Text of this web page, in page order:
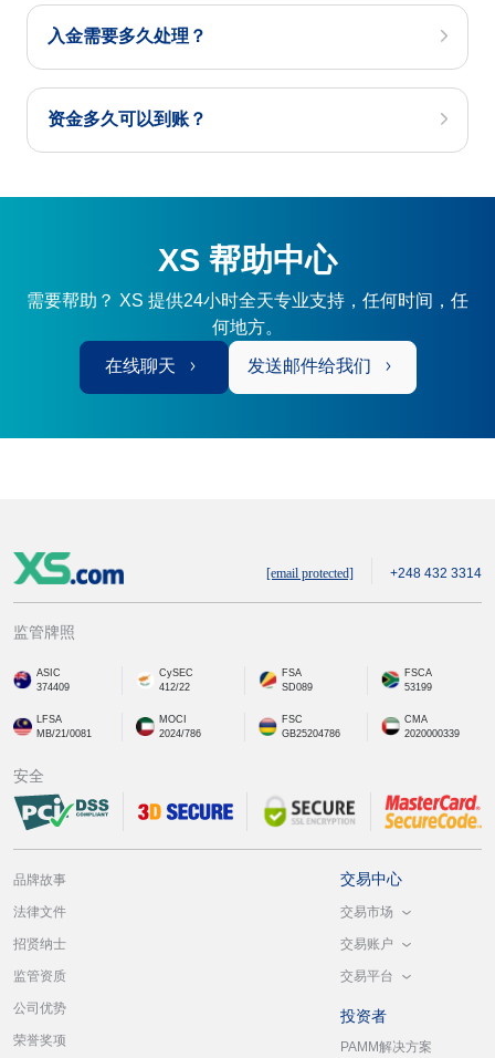
入金需要多久处理？
资金多久可以到账？
XS 帮助中心
需要帮助？ XS 提供24小时全天专业支持，任何时间，任
何地方。
在线聊天 发送邮件给我们
[email protected] +248 432 3314
监管牌照
ASIC
374409
CySEC
412/22
FSA
SD089
FSCA
53199
LFSA
MB/21/0081
MOCI
2024/786
FSC
GB25204786
CMA
2020000339
安全
品牌故事
法律文件
招贤纳士
监管资质
公司优势
荣誉奖项
交易中心
交易市场
交易账户
交易平台
投资者
PAMM解决方案